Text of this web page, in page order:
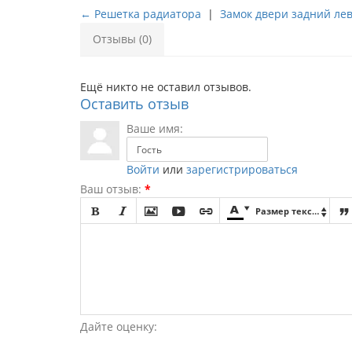
← Решетка радиатора | Замок двери задний
Отзывы (0)
Ещё никто не оставил отзывов.
Оставить отзыв
Ваше имя:
Войти или зарегистрироваться
Ваш отзыв: *
       Размер текста 
Дайте оценку: